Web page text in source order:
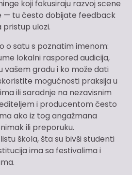
koji fokusiraju razvoj scene
— tu često dobijate feedback
ulozi.
o satu s poznatim imenom:
lokalni raspored audicija,
vašem gradu i ko može dati
mogućnosti praksija u
ili saradnje na nezavisnim
i producentom često
ako iz tog angažmana
ili preporuku.
škola, šta su bivši studenti
ima sa festivalima i